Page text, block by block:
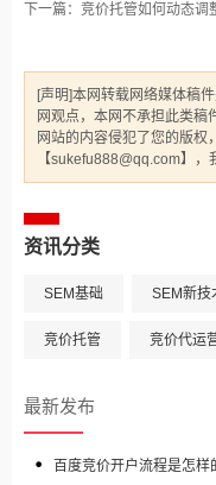
下一篇：竞价托管如何动态
[声明]本网转载网络媒体稿
网观点，本网不承担此类稿
网站的内容侵犯了您的版权
【sukefu888@qq.com】，
资讯分类
SEM基础 SEM新技
竞价托管 竞价代运
最新发布
百度竞价开户流程是怎样